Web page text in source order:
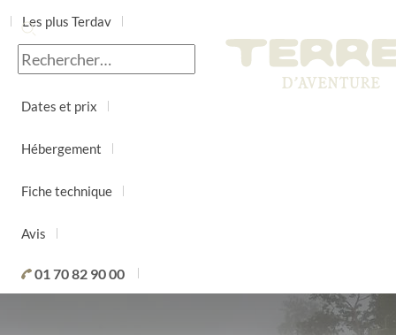
Les plus Terdav
Jour par jour
Dates et prix
Hébergement
Fiche technique
Avis
01 70 82 90 00